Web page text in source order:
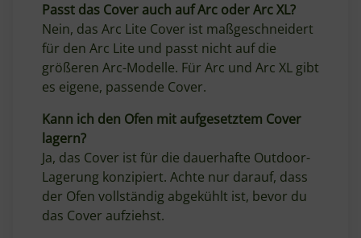
Passt das Cover auch auf Arc oder Arc XL?
Nein, das Arc Lite Cover ist maßgeschneidert
für den Arc Lite und passt nicht auf die
größeren Arc-Modelle. Für Arc und Arc XL gibt
es eigene, passende Cover.
Kann ich den Ofen mit aufgesetztem Cover
lagern?
Ja, das Cover ist für die dauerhafte Outdoor-
Lagerung konzipiert. Achte nur darauf, dass
der Ofen vollständig abgekühlt ist, bevor du
das Cover aufziehst.